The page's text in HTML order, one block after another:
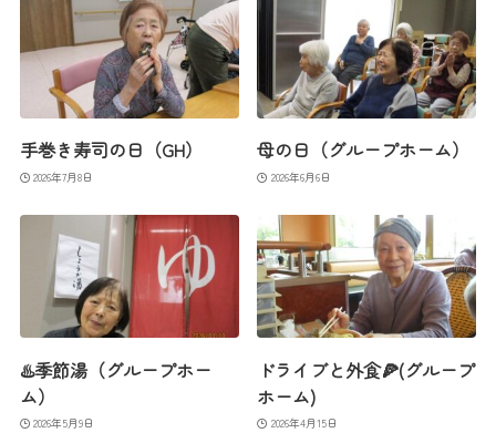
手巻き寿司の日（GH）
2026年7月8日
母の日（グループホーム）
2026年6月6日
♨️季節湯（グループホー
ム）
2026年5月9日
ドライブと外食🍕(グループ
ホーム)
2026年4月15日